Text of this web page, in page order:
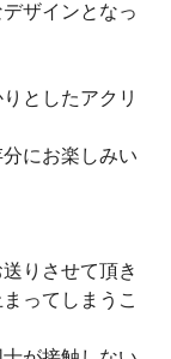
ザインとなっ
としたアクリ
にお楽しみい
りさせて頂き
ってしまうこ